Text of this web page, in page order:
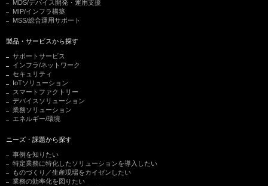
MDS/デバイス開発・運用支援
MIP/インフラ構築
MSS/総合運用サポート
製品・サービスから探す
サポートサービス
インフラ/ネットワーク
セキュリティ
IoTソリューション
スマートファクトリー
デバイスソリューション
業務ソリューション
エネルギー/環境
ニーズ・課題から探す
事例を知りたい
特定業務に特化したソリューションを導入したい
ものづくり／生産現場をカイゼンしたい
業務の効率化を図りたい